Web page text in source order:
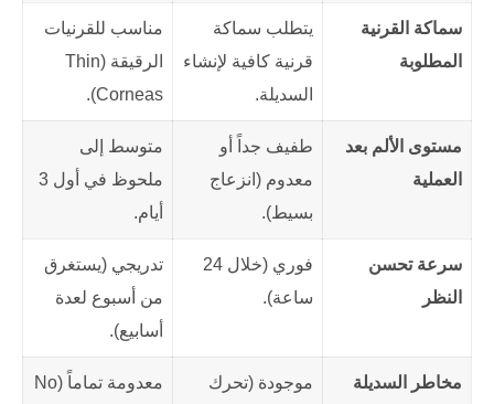
سماكة القرنية
المطلوبة
يتطلب سماكة
قرنية كافية لإنشاء
السديلة.
مناسب للقرنيات
الرقيقة (Thin
Corneas).
مستوى الألم بعد
العملية
طفيف جداً أو
معدوم (انزعاج
بسيط).
متوسط إلى
ملحوظ في أول 3
أيام.
سرعة تحسن
النظر
فوري (خلال 24
ساعة).
تدريجي (يستغرق
من أسبوع لعدة
أسابيع).
مخاطر السديلة
موجودة (تحرك
معدومة تماماً (No